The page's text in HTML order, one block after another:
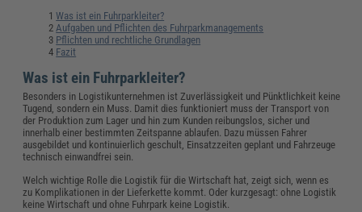
Was ist ein Fuhrparkleiter?
Aufgaben und Pflichten des Fuhrparkmanagements
Pflichten und rechtliche Grundlagen
Fazit
Was ist ein Fuhrparkleiter?
Besonders in Logistikunternehmen ist Zuverlässigkeit und Pünktlichkeit keine
Tugend, sondern ein Muss. Damit dies funktioniert muss der Transport von
der Produktion zum Lager und hin zum Kunden reibungslos, sicher und
innerhalb einer bestimmten Zeitspanne ablaufen. Dazu müssen Fahrer
ausgebildet und kontinuierlich geschult, Einsatzzeiten geplant und Fahrzeuge
technisch einwandfrei sein.
Welch wichtige Rolle die Logistik für die Wirtschaft hat, zeigt sich, wenn es
zu Komplikationen in der Lieferkette kommt. Oder kurzgesagt: ohne Logistik
keine Wirtschaft und ohne Fuhrpark keine Logistik.